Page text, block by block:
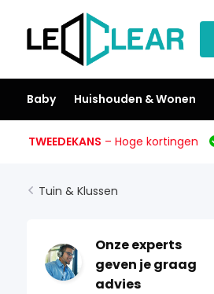
Baby Huishouden & Wonen
TWEEDEKANS – Hoge kortingen
Tuin & Klussen
Onze experts
geven je graag
advies